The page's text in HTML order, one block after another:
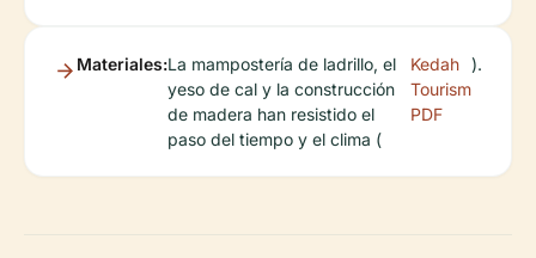
Materiales:La mampostería de ladrillo, el
yeso de cal y la construcción
de madera han resistido el
paso del tiempo y el clima (
Kedah
Tourism
PDF
).